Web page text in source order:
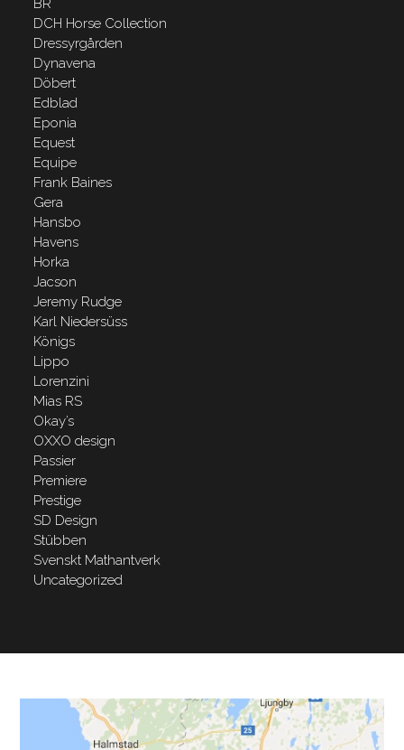
DCH Horse Collection
Dressyrgården
Dynavena
Döbert
Edblad
Eponia
Equest
Equipe
Frank Baines
Gera
Hansbo
Havens
Horka
Jacson
Jeremy Rudge
Karl Niedersüss
Königs
Lippo
Lorenzini
Mias RS
Okay’s
OXXO design
Passier
Premiere
Prestige
SD Design
Stübben
Svenskt Mathantverk
Uncategorized